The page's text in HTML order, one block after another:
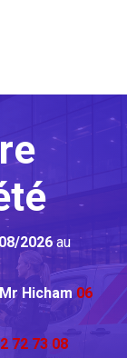
2026au
Mr Hicham 06
72 73 08